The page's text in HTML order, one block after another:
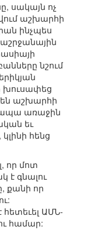
սակայն ոչ
աշխարհի
ինչպես
նշում
խուսափեց
աշխարհի
ապա առաջին
եւ
հենց
որ մոտ
է գնալու
քանի որ
ԱՄՆ-
համար: